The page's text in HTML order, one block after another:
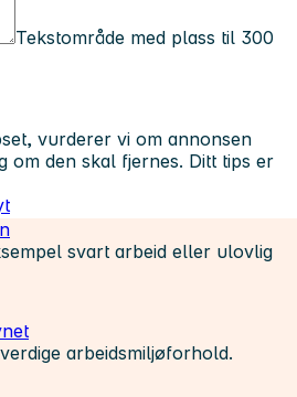
Tekstområde med plass til 300
vurderer vi om annonsen
om den skal fjernes. Ditt tips er
svart arbeid eller ulovlig
arbeidsmiljøforhold.